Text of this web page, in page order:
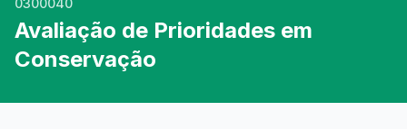
0300040
Avaliação de Prioridades em
Conservação